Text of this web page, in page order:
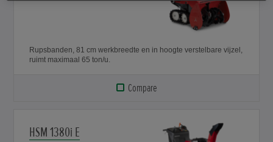
Rupsbanden, 81 cm werkbreedte en in hoogte verstelbare vijzel,
ruimt maximaal 65 ton/u.
Compare
HSM 1380i E